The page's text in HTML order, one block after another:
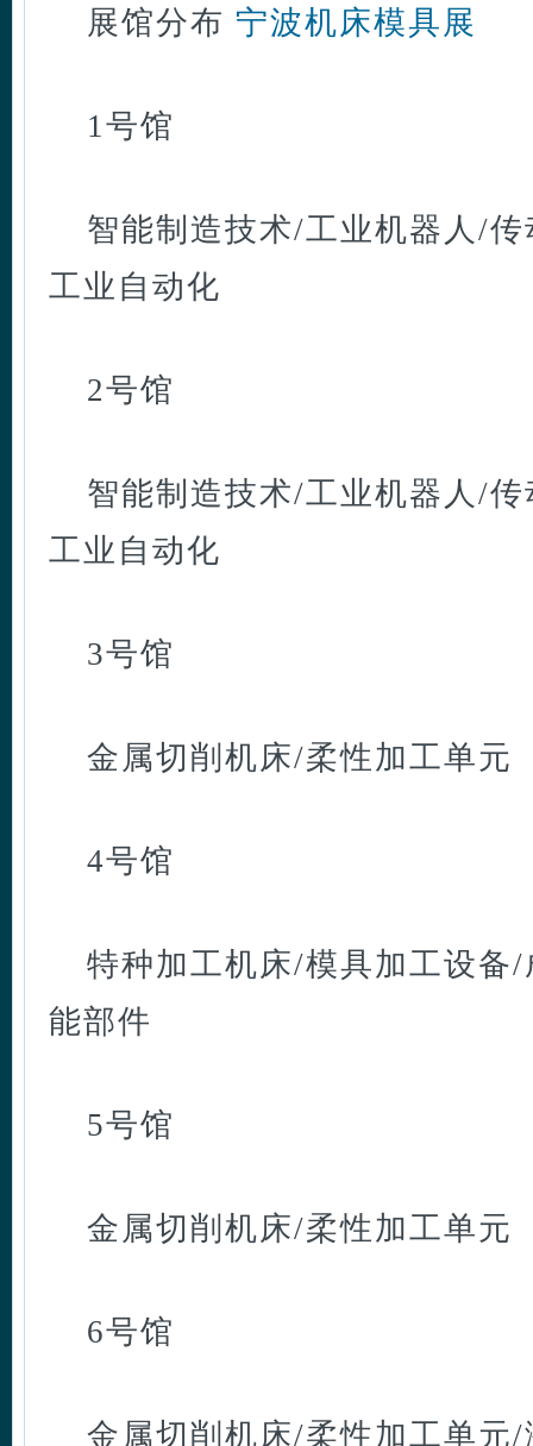
展馆分布 宁波机床模具展
1号馆
智能制造技术/工业机器人/
工业自动化
2号馆
智能制造技术/工业机器人/
工业自动化
3号馆
金属切削机床/柔性加工单元
4号馆
特种加工机床/模具加工设备
能部件
5号馆
金属切削机床/柔性加工单元
6号馆
金属切削机床/柔性加工单元